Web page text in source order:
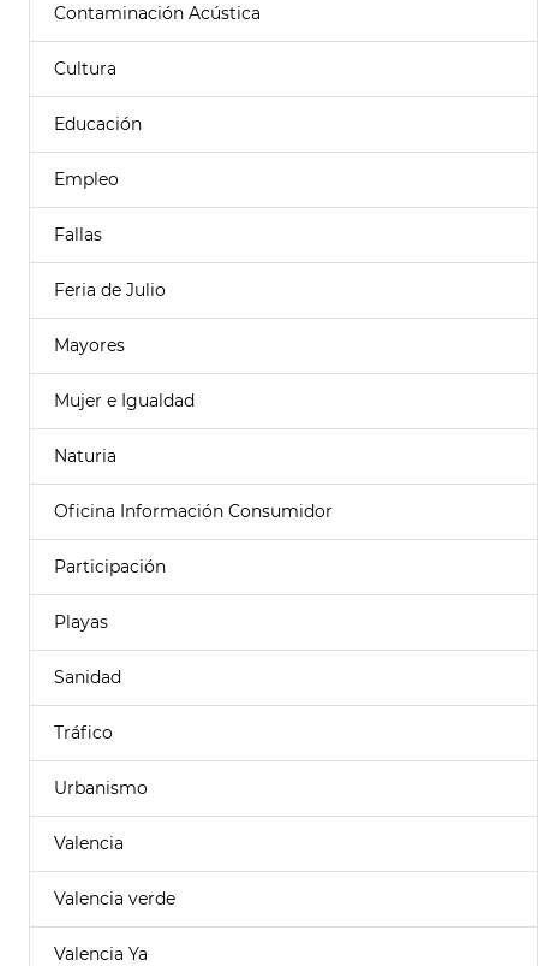
Contaminación Acústica
Cultura
Educación
Empleo
Fallas
Feria de Julio
Mayores
Mujer e Igualdad
Naturia
Oficina Información Consumidor
Participación
Playas
Sanidad
Tráfico
Urbanismo
Valencia
Valencia verde
Valencia Ya